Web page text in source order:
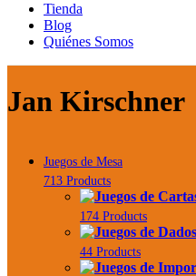
Tienda
Blog
Quiénes Somos
Jan Kirschner
Juegos de Mesa
713 Products
174 Products
44 Products